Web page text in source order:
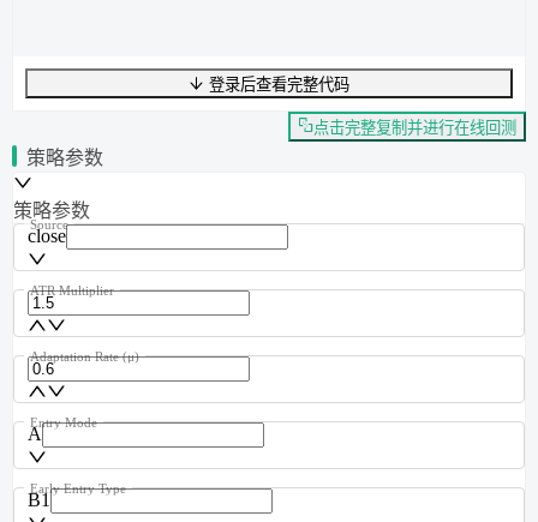
UTF-8276 字节43 字数0 行行 1,列 0
登录后查看完整代码
点击完整复制并进行在线回测
策略参数
策略参数
close
Source
ATR Multiplier
Adaptation Rate (μ)
A
Entry Mode
B1
Early Entry Type